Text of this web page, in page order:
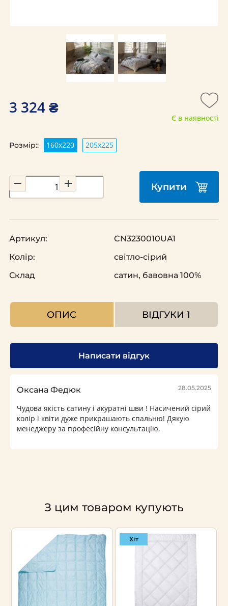
3 324 ₴
Є в наявності
Розмір:: 160х220 205х225
Купити
Артикул:
CN3230010UA1
Колір:
світло-сірий
Склад
сатин, бавовна 100%
ОПИС ВІДГУКИ1
Написати відгук
Оксана Федюк 28.05.2025
Чудова якість сатину і акуратні шви ! Насичений сірий
колір і квіти дуже прикрашають спальню! Дякую
менеджеру за професійну консультацію.
З цим товаром купують
Хіт